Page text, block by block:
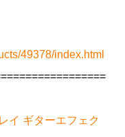
49378/index.html
イ ギターエフェク